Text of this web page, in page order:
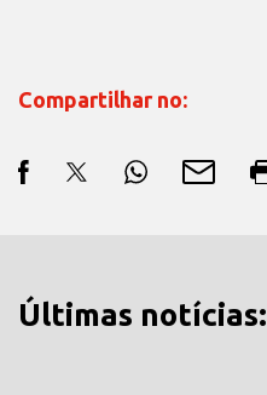
Compartilhar no:
Últimas notícias: